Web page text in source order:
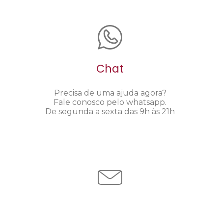
Chat
Precisa de uma ajuda agora?
Fale conosco pelo whatsapp.
De segunda a sexta das 9h às 21h